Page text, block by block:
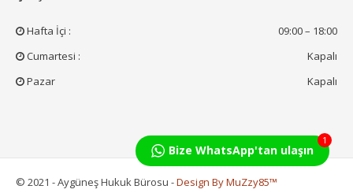
Hafta İçi :
09:00 – 18:00
Cumartesi :
Kapalı
Pazar
Kapalı
© 2021 - Aygüneş Hukuk Bürosu -Design By MuZzy85™
Bize WhatsApp'tan ulaşın
1